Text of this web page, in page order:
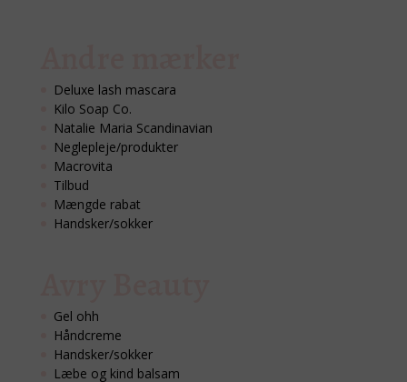
Deluxe lash mascara
Kilo Soap Co.
Natalie Maria Scandinavian
Neglepleje/produkter
Macrovita
Tilbud
Mængde rabat
Handsker/sokker
Gel ohh
Håndcreme
Handsker/sokker
Læbe og kind balsam